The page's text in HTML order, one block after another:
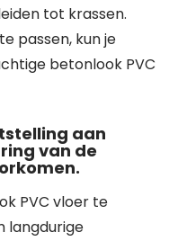
tot krassen.
passen, kun je
betonlook PVC
aan
van de
PVC vloer te
langdurige